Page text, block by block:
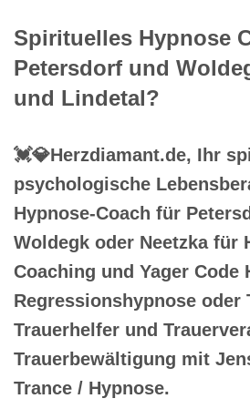
Spirituelles Hypnose
Petersdorf und
und Lindetal?
💓️💎Herzdiamant.de, Ihr
psychologische
Hypnose-Coach für
Woldegk oder Neetzka für
Coaching und Yager Code
Regressionshypnose oder
Trauerhelfer und
Trauerbewältigung mit
Trance / Hypnose.